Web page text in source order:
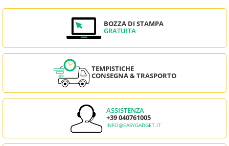
BOZZA DI STAMPA
GRATUITA
TEMPISTICHE
CONSEGNA & TRASPORTO
ASSISTENZA
+39 040761005
INFO@EASYGADGET.IT